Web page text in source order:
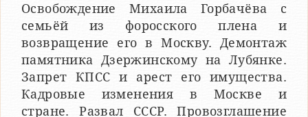
Освобождение Михаила Горбачёва с
семьёй из форосского плена и
возвращение его в Москву. Демонтаж
памятника Дзержинскому на Лубянке.
Запрет КПСС и арест его имущества.
Кадровые изменения в Москве и
стране. Развал СССР. Провозглашение